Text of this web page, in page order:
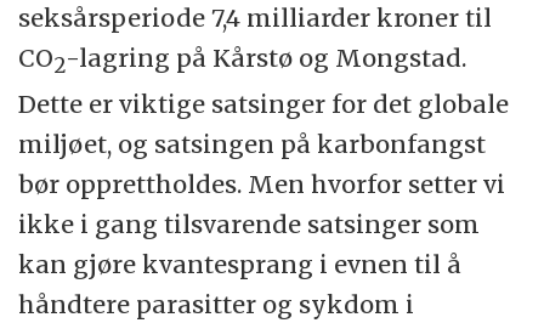
seksårsperiode 7,4 milliarder kroner til
CO2-lagring på Kårstø og Mongstad.
Dette er viktige satsinger for det globale
miljøet, og satsingen på karbonfangst
bør opprettholdes. Men hvorfor setter vi
ikke i gang tilsvarende satsinger som
kan gjøre kvantesprang i evnen til å
håndtere parasitter og sykdom i